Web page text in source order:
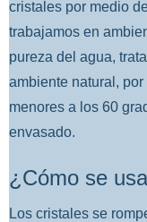
cristales por medio
trabajamos en
pureza del agua,
ambiente natural,
menores a los 60
envasado.
¿Cómo se
Los cristales se